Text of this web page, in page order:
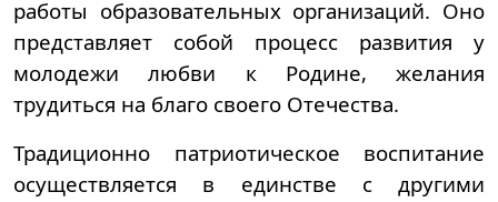
работы образовательных организаций. Оно
представляет собой процесс развития у
молодежи любви к Родине, желания
трудиться на благо своего Отечества.
Традиционно патриотическое воспитание
осуществляется в единстве с другими